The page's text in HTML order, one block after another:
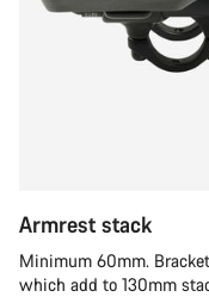
Armrest stack
Minimum 60mm.
which add to 130mm